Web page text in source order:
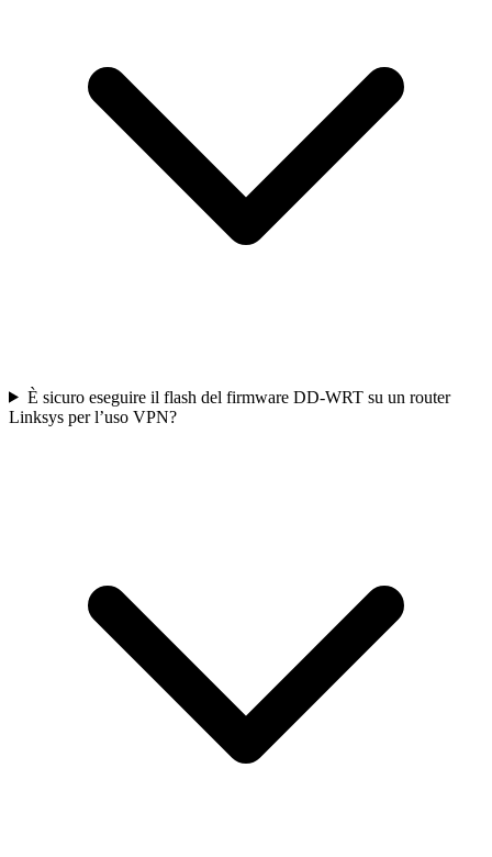
È sicuro eseguire il flash del firmware DD-WRT su un router
Linksys per l’uso VPN?